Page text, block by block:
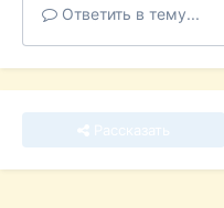
Ответить в тему...